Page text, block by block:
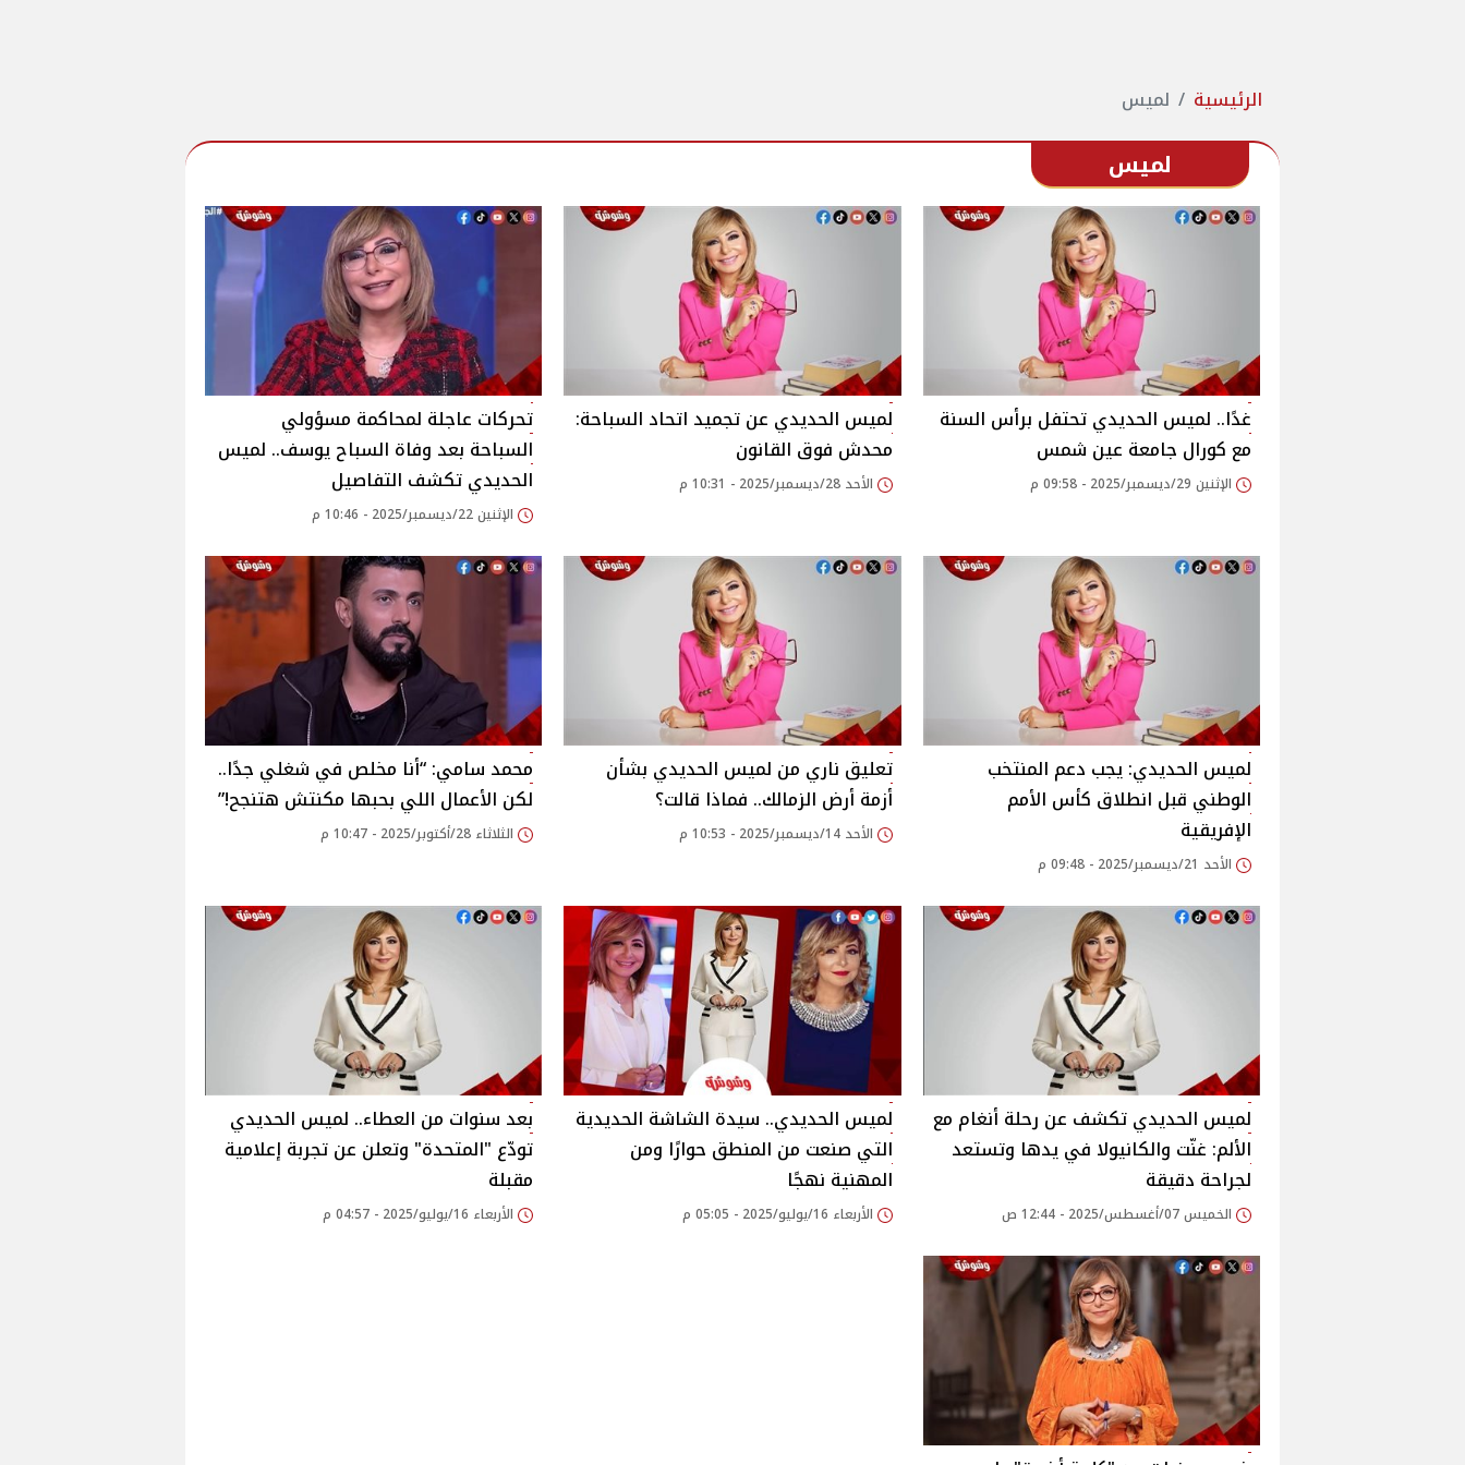
الرئيسية لميس
لميس
غدًا.. لميس الحديدي تحتفل برأس السنة
مع كورال جامعة عين شمس
الإثنين 29/ديسمبر/2025 - 09:58 م
لميس الحديدي عن تجميد اتحاد السباحة:
محدش فوق القانون
الأحد 28/ديسمبر/2025 - 10:31 م
تحركات عاجلة لمحاكمة مسؤولي
السباحة بعد وفاة السباح يوسف.. لميس
الحديدي تكشف التفاصيل
الإثنين 22/ديسمبر/2025 - 10:46 م
لميس الحديدي: يجب دعم المنتخب
الوطني قبل انطلاق كأس الأمم
الإفريقية
الأحد 21/ديسمبر/2025 - 09:48 م
تعليق ناري من لميس الحديدي بشأن
أزمة أرض الزمالك.. فماذا قالت؟
الأحد 14/ديسمبر/2025 - 10:53 م
محمد سامي: “أنا مخلص في شغلي جدًا..
لكن الأعمال اللي بحبها مكنتش هتنجح!”
الثلاثاء 28/أكتوبر/2025 - 10:47 م
لميس الحديدي تكشف عن رحلة أنغام مع
الألم: غنّت والكانيولا في يدها وتستعد
لجراحة دقيقة‎
الخميس 07/أغسطس/2025 - 12:44 ص
لميس الحديدي.. سيدة الشاشة الحديدية
التي صنعت من المنطق حوارًا ومن
المهنية نهجًا
الأربعاء 16/يوليو/2025 - 05:05 م
بعد سنوات من العطاء.. لميس الحديدي
تودّع "المتحدة" وتعلن عن تجربة إعلامية
مقبلة‎
الأربعاء 16/يوليو/2025 - 04:57 م